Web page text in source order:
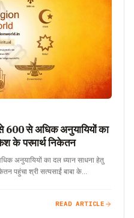
600 से अधिक अनुयायियों का
के परमार्थ निकेतन
अनुयायियों का दल ध्यान साधना हेतु
पहुंचा श्री सत्यसाईं बाबा के…
READ ARTICLE